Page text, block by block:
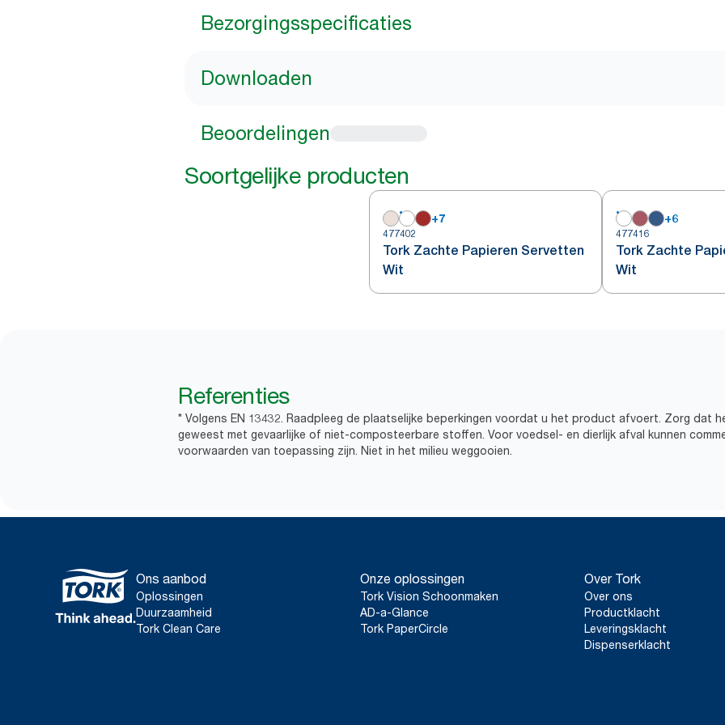
Bezorgingsspecificaties
Downloaden
Beoordelingen
Soortgelijke producten
+7
477402
Tork Zachte Papieren Servetten
Wit
+6
477416
Tork Zachte
Wit
Referenties
* Volgens EN 13432. Raadpleeg de plaatselijke beperkingen voordat u het product afvoert. Zorg dat
geweest met gevaarlijke of niet-composteerbare stoffen. Voor voedsel- en dierlijk afval kunnen
voorwaarden van toepassing zijn. Niet in het milieu weggooien.
Ons aanbod
Oplossingen
Duurzaamheid
Tork Clean Care
Onze oplossingen
Tork Vision Schoonmaken
AD-a-Glance
Tork PaperCircle
Over Tork
Over ons
Productklacht
Leveringsklacht
Dispenserklacht